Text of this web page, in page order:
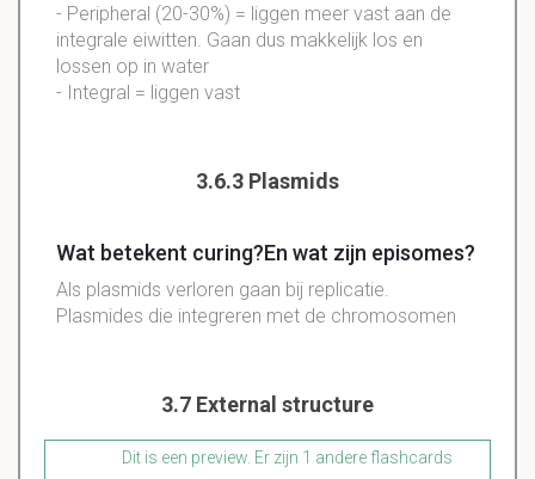
- Peripheral (20-30%) = liggen meer vast aan de
integrale eiwitten. Gaan dus makkelijk los en
lossen op in water
- Integral = liggen vast
3.6.3 Plasmids
Wat betekent curing?En wat zijn episomes?
Als plasmids verloren gaan bij replicatie.
Plasmides die integreren met de chromosomen
3.7 External structure
Dit is een preview. Er zijn 1 andere flashcards